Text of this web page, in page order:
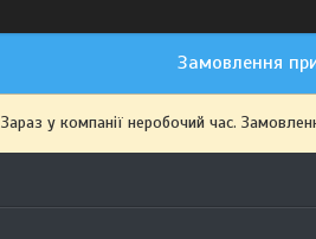
Замовлення
Зараз у компанії неробочий час.